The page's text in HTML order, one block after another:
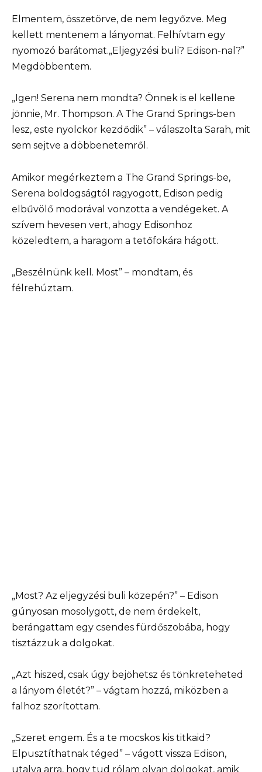
Elmentem, összetörve, de nem legyőzve. Meg
kellett mentenem a lányomat. Felhívtam egy
nyomozó barátomat.„Eljegyzési buli? Edison-nal?”
Megdöbbentem.
„Igen! Serena nem mondta? Önnek is el kellene
jönnie, Mr. Thompson. A The Grand Springs-ben
lesz, este nyolckor kezdődik” – válaszolta Sarah, mit
sem sejtve a döbbenetemről.
Amikor megérkeztem a The Grand Springs-be,
Serena boldogságtól ragyogott, Edison pedig
elbűvölő modorával vonzotta a vendégeket. A
szívem hevesen vert, ahogy Edisonhoz
közeledtem, a haragom a tetőfokára hágott.
„Beszélnünk kell. Most” – mondtam, és
félrehúztam.
„Most? Az eljegyzési buli közepén?” – Edison
gúnyosan mosolygott, de nem érdekelt,
berángattam egy csendes fürdőszobába, hogy
tisztázzuk a dolgokat.
„Azt hiszed, csak úgy bejöhetsz és tönkreteheted
a lányom életét?” – vágtam hozzá, miközben a
falhoz szorítottam.
„Szeret engem. És a te mocskos kis titkaid?
Elpusztíthatnak téged” – vágott vissza Edison,
utalva arra, hogy tud rólam olyan dolgokat, amik